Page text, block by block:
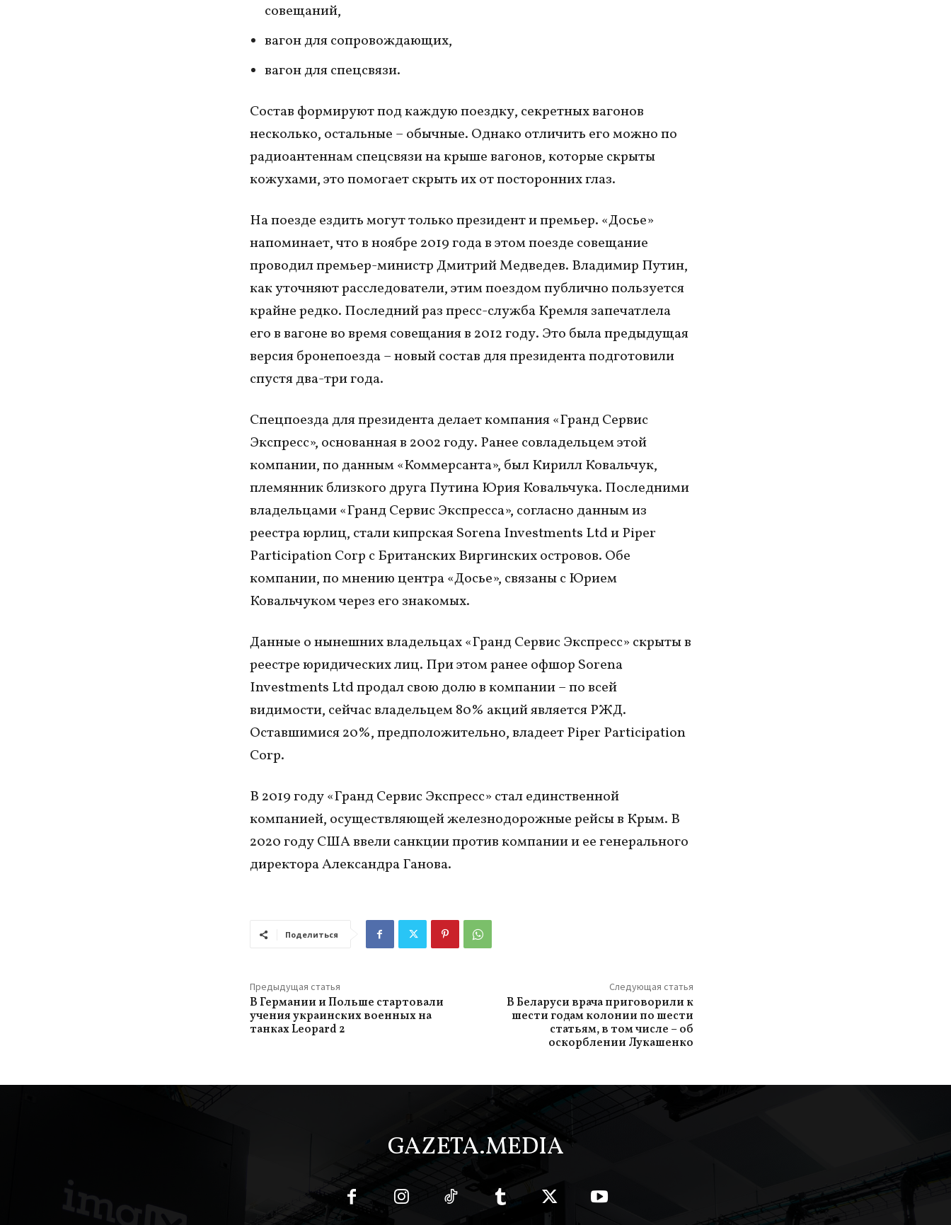
совещаний,
вагон для сопровождающих,
вагон для спецсвязи.
Состав формируют под каждую поездку, секретных вагонов
несколько, остальные – обычные. Однако отличить его можно по
радиоантеннам спецсвязи на крыше вагонов, которые скрыты
кожухами, это помогает скрыть их от посторонних глаз.
На поезде ездить могут только президент и премьер. «Досье»
напоминает, что в ноябре 2019 года в этом поезде совещание
проводил премьер-министр Дмитрий Медведев. Владимир Путин,
как уточняют расследователи, этим поездом публично пользуется
крайне редко. Последний раз пресс-служба Кремля запечатлела
его в вагоне во время совещания в 2012 году. Это была предыдущая
версия бронепоезда – новый состав для президента подготовили
спустя два-три года.
Спецпоезда для президента делает компания «Гранд Сервис
Экспресс», основанная в 2002 году. Ранее совладельцем этой
компании, по данным «Коммерсанта», был Кирилл Ковальчук,
племянник близкого друга Путина Юрия Ковальчука. Последними
владельцами «Гранд Сервис Экспресса», согласно данным из
реестра юрлиц, стали кипрская Sorena Investments Ltd и Piper
Participation Corp с Британских Виргинских островов. Обе
компании, по мнению центра «Досье», связаны с Юрием
Ковальчуком через его знакомых.
Данные о нынешних владельцах «Гранд Сервис Экспресс» скрыты в
реестре юридических лиц. При этом ранее офшор Sorena
Investments Ltd продал свою долю в компании – по всей
видимости, сейчас владельцем 80% акций является РЖД.
Оставшимися 20%, предположительно, владеет Piper Participation
Corp.
В 2019 году «Гранд Сервис Экспресс» стал единственной
компанией, осуществляющей железнодорожные рейсы в Крым. В
2020 году США ввели санкции против компании и ее генерального
директора Александра Ганова.
Поделиться
Предыдущая статья
В Германии и Польше стартовали
учения украинских военных на
танках Leopard 2
Следующая статья
В Беларуси врача приговорили к
шести годам колонии по шести
статьям, в том числе – об
оскорблении Лукашенко
GAZETA.MEDIA